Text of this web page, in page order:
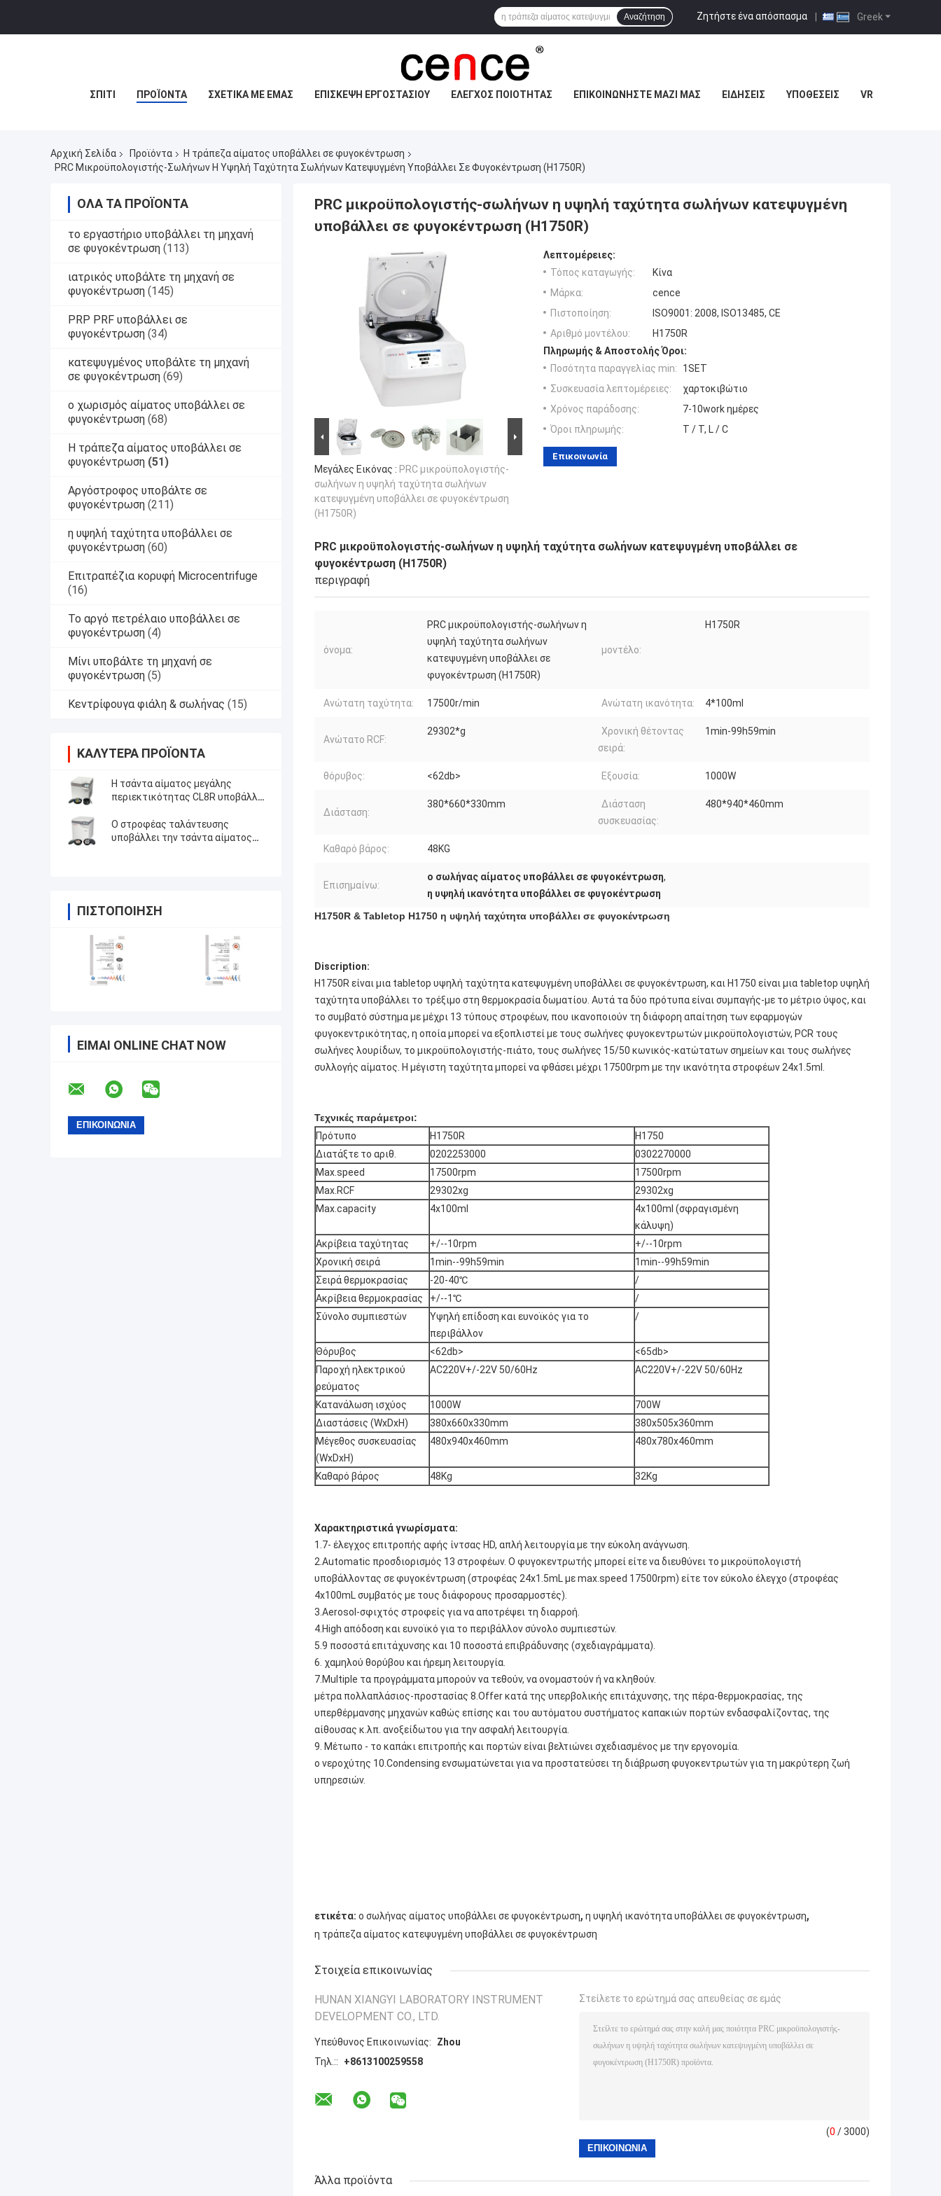
Greek
Ζητήστε ένα απόσπασμα |
Αναζήτηση
ΣΠΊΤΙ ΠΡΟΪΌΝΤΑ ΣΧΕΤΙΚΆ ΜΕ ΕΜΆΣ ΕΠΙΣΚΕΨΉ ΕΡΓΟΣΤΑΣΊΟΥ ΈΛΕΓΧΟΣ ΠΟΙΌΤΗΤΑΣ ΕΠΙΚΟΙΝΩΝΉΣΤΕ ΜΑΖΊ ΜΑΣ ΕΙΔΉΣΕΙΣ ΥΠΟΘΈΣΕΙΣ VR
Αρχική Σελίδα Προϊόντα
Η τράπεζα αίματος υποβάλλει σε φυγοκέντρωση
PRC Μικροϋπολογιστής-Σωλήνων Η Υψηλή Ταχύτητα Σωλήνων Κατεψυγμένη Υποβάλλει Σε Φυγοκέντρωση (H1750R)
ΌΛΑ ΤΑ ΠΡΟΪΌΝΤΑ
το εργαστήριο υποβάλλει τη μηχανή
σε φυγοκέντρωση (113)
ιατρικός υποβάλτε τη μηχανή σε
φυγοκέντρωση (145)
PRP PRF υποβάλλει σε
φυγοκέντρωση (34)
κατεψυγμένος υποβάλτε τη μηχανή
σε φυγοκέντρωση (69)
ο χωρισμός αίματος υποβάλλει σε
φυγοκέντρωση (68)
Η τράπεζα αίματος υποβάλλει σε
φυγοκέντρωση (51)
Αργόστροφος υποβάλτε σε
φυγοκέντρωση (211)
η υψηλή ταχύτητα υποβάλλει σε
φυγοκέντρωση (60)
Επιτραπέζια κορυφή Microcentrifuge
(16)
Το αργό πετρέλαιο υποβάλλει σε
φυγοκέντρωση (4)
Μίνι υποβάλτε τη μηχανή σε
φυγοκέντρωση (5)
Κεντρίφουγα φιάλη & σωλήνας (15)
ΚΑΛΎΤΕΡΑ ΠΡΟΪΌΝΤΑ
Η τσάντα αίματος μεγάλης
περιεκτικότητας CL8R υποβάλλει
στροφείς ταλάντευσης
Ο στροφέας ταλάντευσης
υποβάλλει την τσάντα αίματος
ΠΙΣΤΟΠΟΊΗΣΗ
ΕΊΜΑΙ ONLINE CHAT NOW
PRC μικροϋπολογιστής-σωλήνων η υψηλή ταχύτητα σωλήνων κατεψυγμένη
υποβάλλει σε φυγοκέντρωση (H1750R)
Μεγάλες Εικόνας : PRC μικροϋπολογιστής-
σωλήνων η υψηλή ταχύτητα σωλήνων
κατεψυγμένη υποβάλλει σε φυγοκέντρωση
(H1750R)
Λεπτομέρειες:
Τόπος καταγωγής:
Κίνα
Μάρκα:
cence
Πιστοποίηση:
ISO9001: 2008, ISO13485, CE
Αριθμό μοντέλου:
H1750R
Πληρωμής & Αποστολής Όροι:
Ποσότητα παραγγελίας min:
1SET
Συσκευασία λεπτομέρειες:
χαρτοκιβώτιο
Χρόνος παράδοσης:
7-10work ημέρες
Όροι πληρωμής:
T / T, L / C
Επικοινωνία
PRC μικροϋπολογιστής-σωλήνων η υψηλή ταχύτητα σωλήνων κατεψυγμένη υποβάλλει σε
φυγοκέντρωση (H1750R)
περιγραφή
όνομα:
PRC μικροϋπολογιστής-σωλήνων η
υψηλή ταχύτητα σωλήνων
κατεψυγμένη υποβάλλει σε
φυγοκέντρωση (H1750R)
μοντέλο:
H1750R
Ανώτατη ταχύτητα: 17500r/min Ανώτατη ικανότητα: 4*100ml
Ανώτατο RCF:
29302*g
Χρονική θέτοντας
σειρά:
1min-99h59min
θόρυβος: <62db> Εξουσία: 1000W
Διάσταση:
380*660*330mm
Διάσταση
συσκευασίας:
480*940*460mm
Καθαρό βάρος: 48KG
Επισημαίνω:
ο σωλήνας αίματος υποβάλλει σε φυγοκέντρωση,
η υψηλή ικανότητα υποβάλλει σε φυγοκέντρωση
H1750R & Tabletop H1750 η υψηλή ταχύτητα υποβάλλει σε φυγοκέντρωση
Discription:
H1750R είναι μια tabletop υψηλή ταχύτητα κατεψυγμένη υποβάλλει σε φυγοκέντρωση, και H1750 είναι μια tabletop υψηλή
ταχύτητα υποβάλλει το τρέξιμο στη θερμοκρασία δωματίου. Αυτά τα δύο πρότυπα είναι συμπαγής-με το μέτριο ύψος, και
το συμβατό σύστημα με μέχρι 13 τύπους στροφέων, που ικανοποιούν τη διάφορη απαίτηση των εφαρμογών
φυγοκεντρικότητας, η οποία μπορεί να εξοπλιστεί με τους σωλήνες φυγοκεντρωτών μικροϋπολογιστών, PCR τους
σωλήνες λουρίδων, το μικροϋπολογιστής-πιάτο, τους σωλήνες 15/50 κωνικός-κατώτατων σημείων και τους σωλήνες
συλλογής αίματος. Η μέγιστη ταχύτητα μπορεί να φθάσει μέχρι 17500rpm με την ικανότητα στροφέων 24x1.5ml.
Τεχνικές παράμετροι:
Πρότυπο
H1750R
H1750
Διατάξτε το αριθ.
0202253000
0302270000
Max.speed
17500rpm
17500rpm
Max.RCF
29302xg
29302xg
Max.capacity
4x100ml
4x100ml (σφραγισμένη
κάλυψη)
Ακρίβεια ταχύτητας
+/--10rpm
+/--10rpm
Χρονική σειρά
1min--99h59min
1min--99h59min
Σειρά θερμοκρασίας
-20-40℃
/
Ακρίβεια θερμοκρασίας
+/--1℃
/
Σύνολο συμπιεστών
Υψηλή επίδοση και ευνοϊκός για το
περιβάλλον
/
Θόρυβος <62db>
<65db>
Παροχή ηλεκτρικού
ρεύματος
AC220V+/-22V 50/60Hz AC220V+/-22V 50/60Hz
Κατανάλωση ισχύος 1000W
700W
Διαστάσεις (WxDxH)
380x660x330mm
380x505x360mm
Μέγεθος συσκευασίας
(WxDxH)
480x940x460mm 480x780x460mm
Καθαρό βάρος 48Kg 32Kg
Χαρακτηριστικά γνωρίσματα:
1.7- έλεγχος επιτροπής αφής ίντσας HD, απλή λειτουργία με την εύκολη ανάγνωση.
2.Automatic προσδιορισμός 13 στροφέων. Ο φυγοκεντρωτής μπορεί είτε να διευθύνει το μικροϋπολογιστή
υποβάλλοντας σε φυγοκέντρωση (στροφέας 24x1.5mL με max.speed 17500rpm) είτε τον εύκολο έλεγχο (στροφέας
4x100mL συμβατός με τους διάφορους προσαρμοστές).
3.Aerosol-σφιχτός στροφείς για να αποτρέψει τη διαρροή.
4.High απόδοση και ευνοϊκό για το περιβάλλον σύνολο συμπιεστών.
5.9 ποσοστά επιτάχυνσης και 10 ποσοστά επιβράδυνσης (σχεδιαγράμματα).
6. χαμηλού θορύβου και ήρεμη λειτουργία.
7.Multiple τα προγράμματα μπορούν να τεθούν, να ονομαστούν ή να κληθούν.
μέτρα πολλαπλάσιος-προστασίας 8.Offer κατά της υπερβολικής επιτάχυνσης, της πέρα-θερμοκρασίας, της
υπερθέρμανσης μηχανών καθώς επίσης και του αυτόματου συστήματος καπακιών πορτών ενδασφαλίζοντας, της
αίθουσας κ.λπ. ανοξείδωτου για την ασφαλή λειτουργία.
9. Μέτωπο - το καπάκι επιτροπής και πορτών είναι βελτιώνει σχεδιασμένος με την εργονομία.
ο νεροχύτης 10.Condensing ενσωματώνεται για να προστατεύσει τη διάβρωση φυγοκεντρωτών για τη μακρύτερη ζωή
υπηρεσιών.
ετικέτα: ο σωλήνας αίματος υποβάλλει σε φυγοκέντρωση, η υψηλή ικανότητα υποβάλλει σε φυγοκέντρωση,
η τράπεζα αίματος κατεψυγμένη υποβάλλει σε φυγοκέντρωση
Στοιχεία επικοινωνίας
HUNAN XIANGYI LABORATORY INSTRUMENT
DEVELOPMENT CO., LTD.
Υπεύθυνος Επικοινωνίας:
Zhou
Τηλ.::
+8613100259558
Στείλετε το ερώτημά σας απευθείας σε εμάς
(0 / 3000)
Άλλα προϊόντα